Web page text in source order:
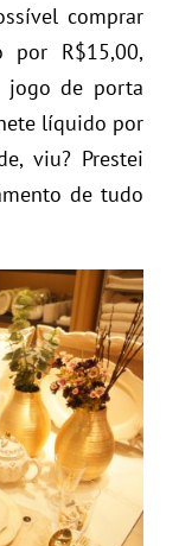
comprar
por R$15,00,
jogo de porta
líquido por
viu? Prestei
de tudo